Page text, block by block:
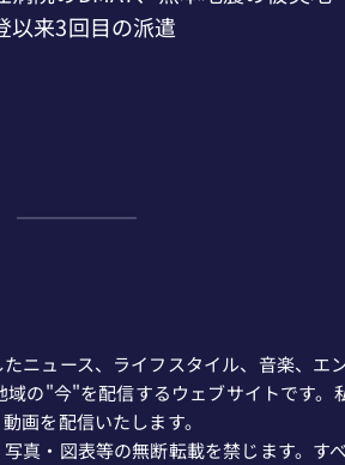
ニュース、ライフスタイル、音楽、エ
の"今"を配信するウェブサイトです。
画を配信いたします。
真・図表等の無断転載を禁じます。すべ